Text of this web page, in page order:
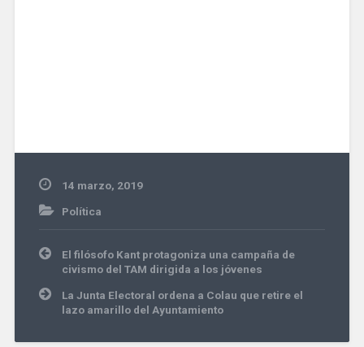
14 marzo, 2019
Política
Navegación
entradas
El filósofo Kant protagoniza una campaña de
civismo del TAM dirigida a los jóvenes
La Junta Electoral ordena a Colau que retire el
lazo amarillo del Ayuntamiento